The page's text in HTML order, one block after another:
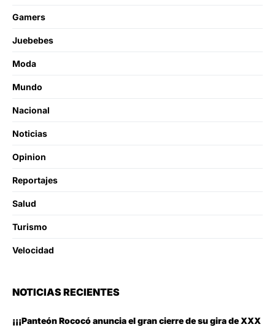
Gamers
Juebebes
Moda
Mundo
Nacional
Noticias
Opinion
Reportajes
Salud
Turismo
Velocidad
NOTICIAS RECIENTES
¡¡¡Panteón Rococó anuncia el gran cierre de su gira de XXX